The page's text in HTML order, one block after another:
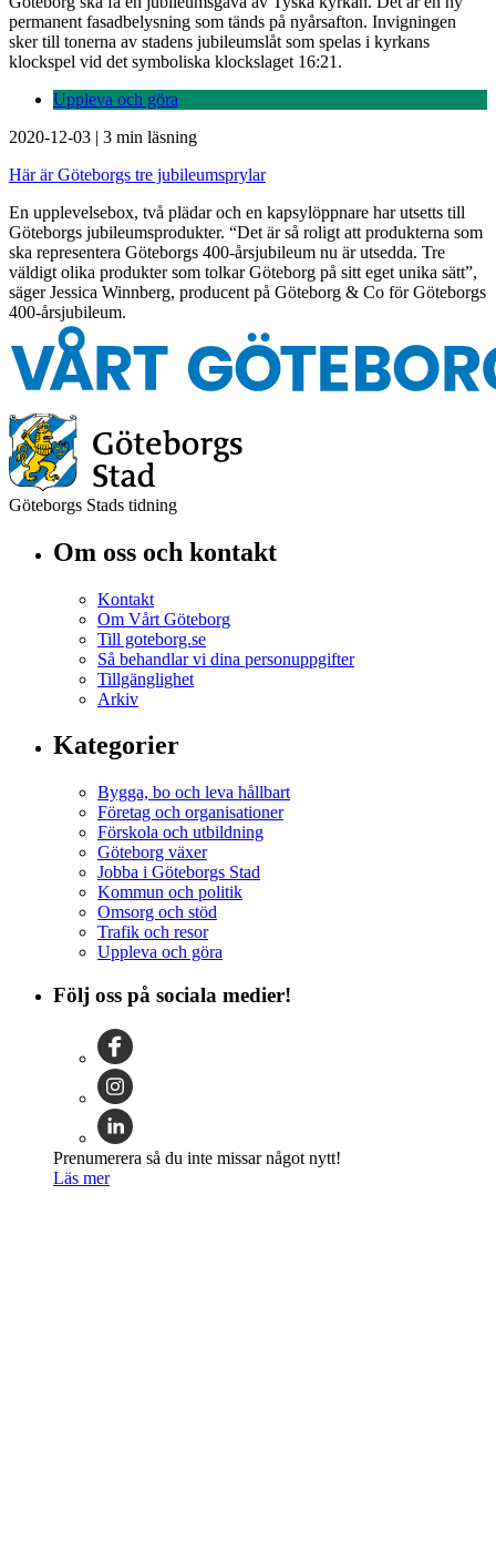
permanent fasadbelysning som tänds på nyårsafton. Invigningen
sker till tonerna av stadens jubileumslåt som spelas i kyrkans
klockspel vid det symboliska klockslaget 16:21.
Uppleva och göra
2020-12-03 | 3 min läsning
Här är Göteborgs tre jubileumsprylar
En upplevelsebox, två plädar och en kapsylöppnare har utsetts till
Göteborgs jubileumsprodukter. “Det är så roligt att produkterna som
ska representera Göteborgs 400-årsjubileum nu är utsedda. Tre
väldigt olika produkter som tolkar Göteborg på sitt eget unika sätt”,
säger Jessica Winnberg, producent på Göteborg & Co för Göteborgs
400-årsjubileum.
Göteborgs Stads tidning
Om oss och kontakt
Kontakt
Om Vårt Göteborg
Till goteborg.se
Så behandlar vi dina personuppgifter
Tillgänglighet
Arkiv
Kategorier
Bygga, bo och leva hållbart
Företag och organisationer
Förskola och utbildning
Göteborg växer
Jobba i Göteborgs Stad
Kommun och politik
Omsorg och stöd
Trafik och resor
Uppleva och göra
Följ oss på sociala medier!
Prenumerera så du inte missar något nytt!
Läs mer